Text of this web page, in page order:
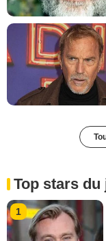
Top stars du
1